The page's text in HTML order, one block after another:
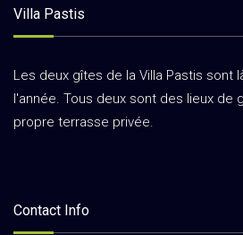
Villa Pastis
Les deux gîtes de la Villa Pastis sont
l'année. Tous deux sont des lieux de
propre terrasse privée.
Contact Info